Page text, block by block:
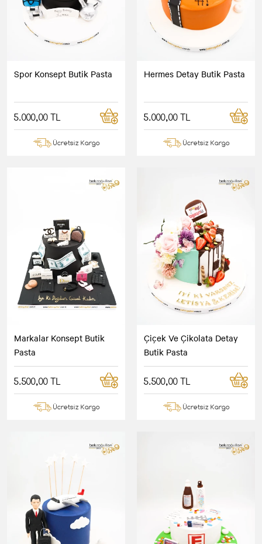
Spor Konsept Butik Pasta
5.000,00 TL
Ücretsiz Kargo
Hermes Detay Butik Pasta
5.000,00 TL
Ücretsiz Kargo
Markalar Konsept Butik
Pasta
5.500,00 TL
Ücretsiz Kargo
Çiçek Ve Çikolata Detay
Butik Pasta
5.500,00 TL
Ücretsiz Kargo